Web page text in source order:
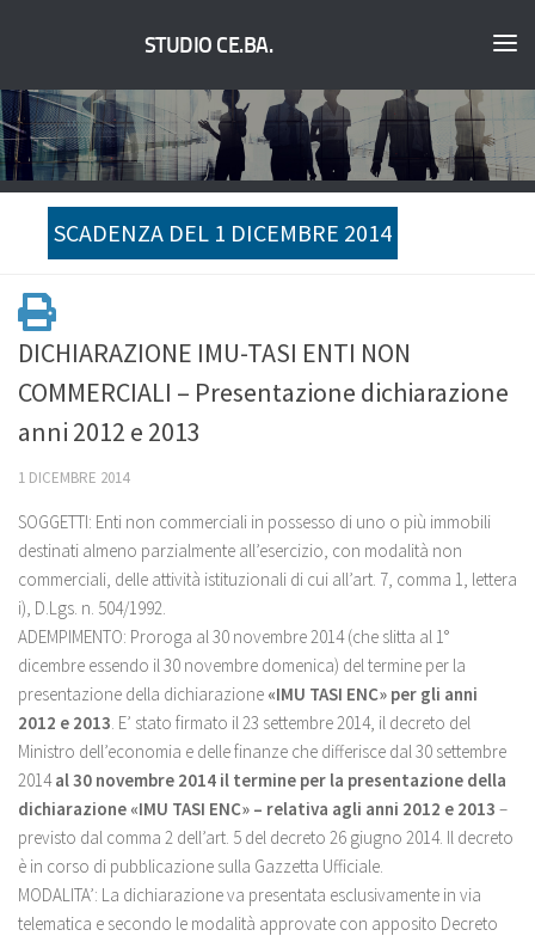
STUDIO CE.BA.
SCADENZA DEL 1 DICEMBRE 2014
DICHIARAZIONE IMU-TASI ENTI NON
COMMERCIALI – Presentazione dichiarazione
anni 2012 e 2013
1 DICEMBRE 2014
SOGGETTI: Enti non commerciali in possesso di uno o più immobili
destinati almeno parzialmente all’esercizio, con modalità non
commerciali, delle attività istituzionali di cui all’art. 7, comma 1, lettera
i), D.Lgs. n. 504/1992.
ADEMPIMENTO: Proroga al 30 novembre 2014 (che slitta al 1°
dicembre essendo il 30 novembre domenica) del termine per la
presentazione della dichiarazione «IMU TASI ENC» per gli anni
2012 e 2013. E’ stato firmato il 23 settembre 2014, il decreto del
Ministro dell’economia e delle finanze che differisce dal 30 settembre
2014al 30 novembre 2014 il termine per la presentazione della
dichiarazione «IMU TASI ENC» – relativa agli anni 2012 e 2013 –
previsto dal comma 2 dell’art. 5 del decreto 26 giugno 2014. Il decreto
è in corso di pubblicazione sulla Gazzetta Ufficiale.
MODALITA’: La dichiarazione va presentata esclusivamente in via
telematica e secondo le modalità approvate con apposito Decreto